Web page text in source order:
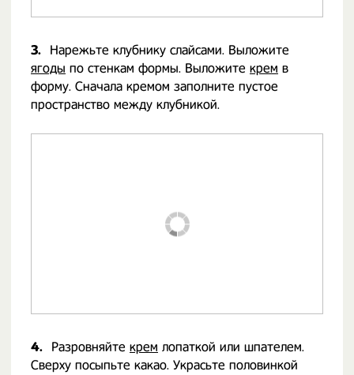
3.
Нарежьте клубнику слайсами. Выложите
ягоды по стенкам формы. Выложите крем в
форму. Сначала кремом заполните пустое
пространство между клубникой.
4. Разровняйте крем лопаткой или шпателем.
Сверху посыпьте какао. Украсьте половинкой